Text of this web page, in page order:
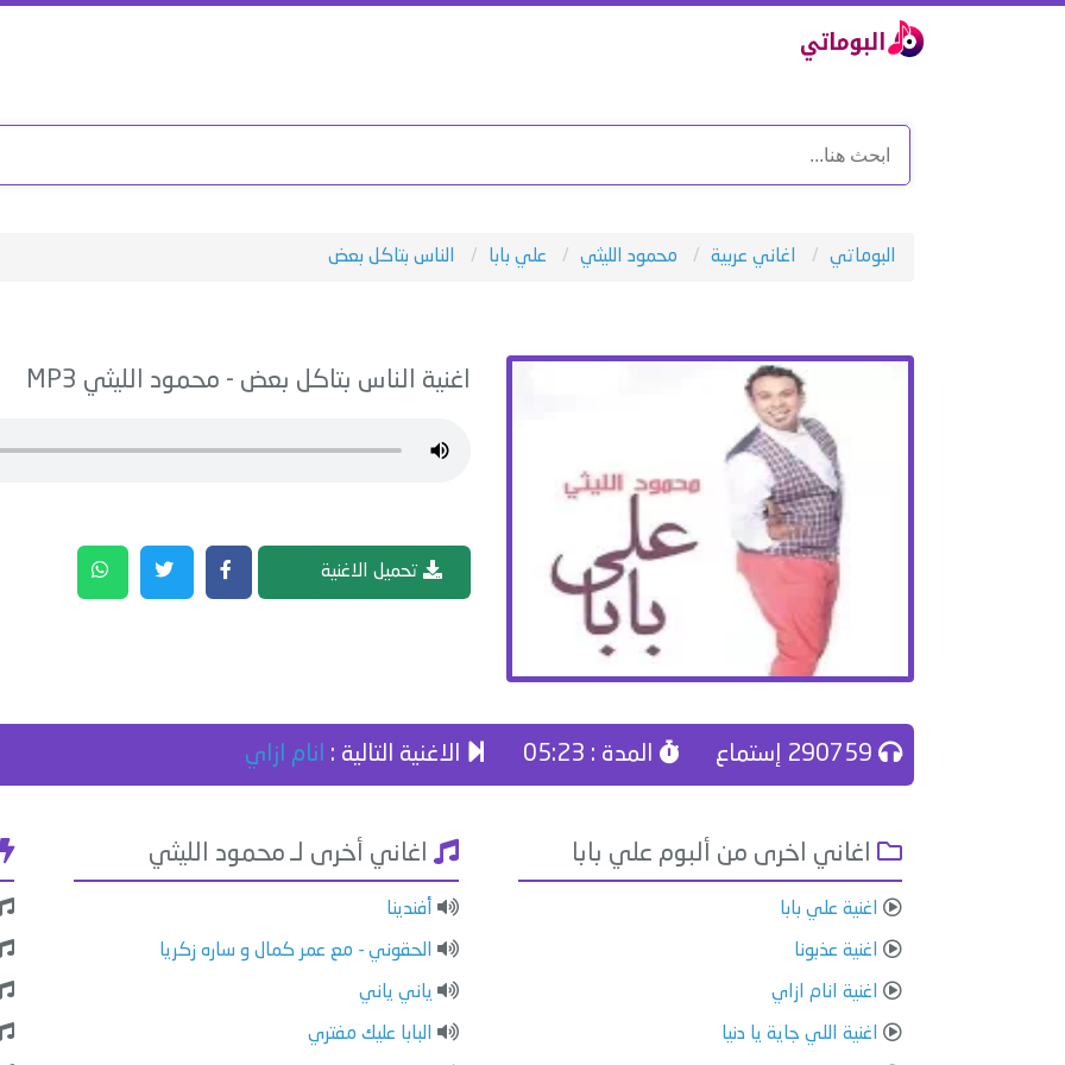
البوماتي اغاني عربية محمود الليثي علي بابا الناس بتاكل بعض
اغنية الناس بتاكل بعض - محمود الليثي
تحميل الاغنية
المدة : 05:23 الاغنية التالية : انام ازاي
اغاني اخرى من ألبوم علي بابا
اغنية علي بابا
اغنية عذبونا
اغنية انام ازاي
اغنية اللي جاية يا دنيا
اغاني أخرى لـ محمود الليثي
أفندينا
الحقوني - مع عمر كمال و ساره زكريا
ياني ياني
البابا عليك مفتري